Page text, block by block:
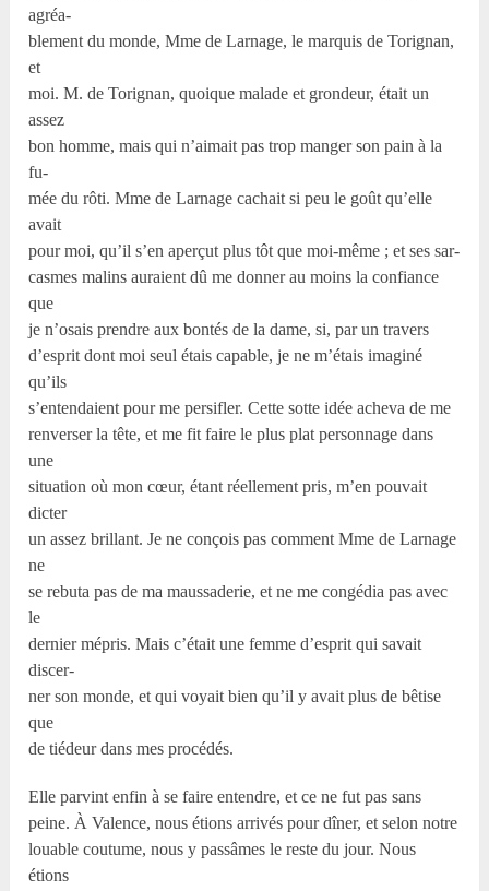
agréa-
blement du monde, Mme de Larnage, le marquis de Torignan,
et
moi. M. de Torignan, quoique malade et grondeur, était un
assez
bon homme, mais qui n’aimait pas trop manger son pain à la
fu-
mée du rôti. Mme de Larnage cachait si peu le goût qu’elle
avait
pour moi, qu’il s’en aperçut plus tôt que moi-même ; et ses sar-
casmes malins auraient dû me donner au moins la confiance
que
je n’osais prendre aux bontés de la dame, si, par un travers
d’esprit dont moi seul étais capable, je ne m’étais imaginé
qu’ils
s’entendaient pour me persifler. Cette sotte idée acheva de me
renverser la tête, et me fit faire le plus plat personnage dans
une
situation où mon cœur, étant réellement pris, m’en pouvait
dicter
un assez brillant. Je ne conçois pas comment Mme de Larnage
ne
se rebuta pas de ma maussaderie, et ne me congédia pas avec
le
dernier mépris. Mais c’était une femme d’esprit qui savait
discer-
ner son monde, et qui voyait bien qu’il y avait plus de bêtise
que
de tiédeur dans mes procédés.
Elle parvint enfin à se faire entendre, et ce ne fut pas sans
peine. À Valence, nous étions arrivés pour dîner, et selon notre
louable coutume, nous y passâmes le reste du jour. Nous
étions